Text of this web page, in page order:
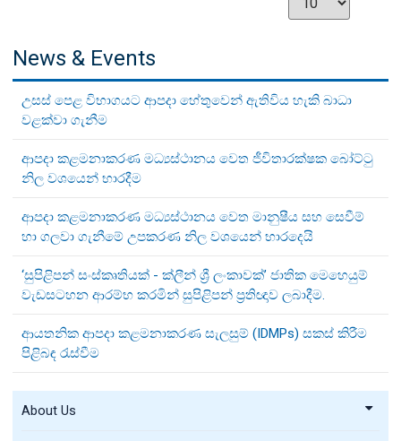
News & Events
උසස් පෙළ විභාගයට ආපදා හේතුවෙන් ඇතිවිය හැකි බාධා
වළක්වා ගැනීම
ආපදා කළමනාකරණ මධ්‍යස්ථානය වෙත ජීවිතාරක්ෂක බෝට්ටු
නිල වශයෙන් භාරදීම
ආපදා කළමනාකරණ මධ්‍යස්ථානය වෙත මානුෂීය සහ සෙවීම්
හා ගලවා ගැනීමේ උපකරණ නිල වශයෙන් භාරදෙයි
‘සුපිළිපන් සංස්කෘතියක් - ක්ලීන් ශ්‍රී ලංකාවක්’ ජාතික මෙහෙයුම්
වැඩසටහන ආරම්භ කරමින් සුපිළිපන් ප්‍රතිඥාව ලබාදීම.
ආයතනික ආපදා කළමනාකරණ සැලසුම් (IDMPs) සකස් කිරීම
පිළිබඳ රැස්වීම
About Us